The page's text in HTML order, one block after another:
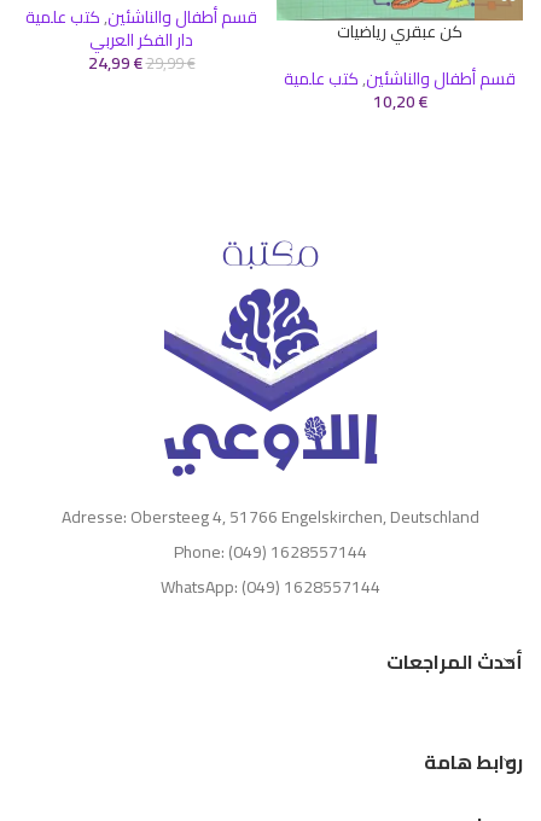
كن عبقري رياضيات
قسم أطفال والناشئين,كتب علمية
10,20€
قسم أطفال والناشئين,كتب علمية
دار الفكر العربي
29,99€
24,99€
Adresse: Obersteeg 4, 51766 Engelskirchen, Deutschland
Phone: (049) 1628557144
WhatsApp: (049) 1628557144
أحدث المراجعات
روابط هامة